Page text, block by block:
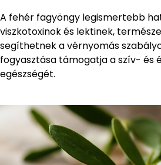
A fehér fagyöngy legismertebb
viszkotoxinok és lektinek,
segíthetnek a vérnyomás
fogyasztása támogatja a szív- és
egészségét.